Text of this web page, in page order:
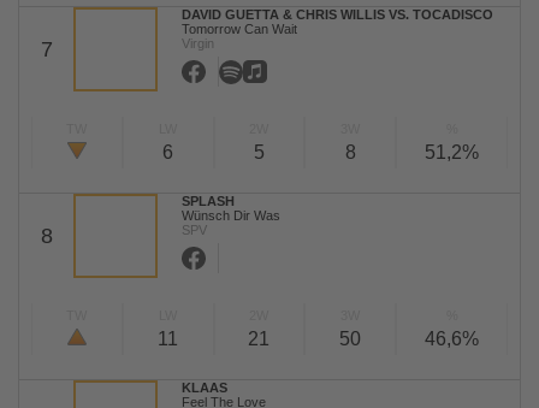
7
DAVID GUETTA & CHRIS WILLIS VS. TOCADISCO
Tomorrow Can Wait
Virgin
6 5 8 51,2%
8
SPLASH
Wünsch Dir Was
SPV
11 21 50 46,6%
KLAAS
Feel The Love